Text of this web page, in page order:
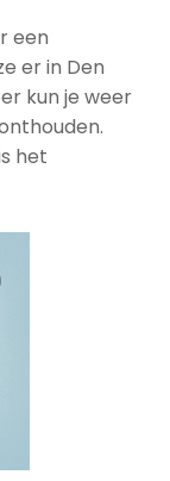
een
er in Den
kun je weer
het